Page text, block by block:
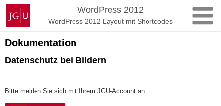
Zum
Inhalt
springen
Johannes
Gutenberg-
Universität
Mainz
WordPress 2012
WordPress 2012 Layout mit Shortcodes
Dokumentation
Datenschutz bei Bildern
Bitte melden Sie sich mit Ihrem JGU-Account an: